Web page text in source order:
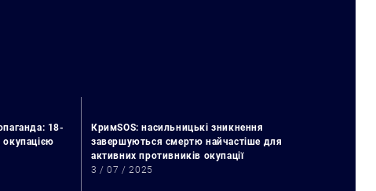
18-
окупацією
КримSOS: насильницькі зникнення
завершуються смертю найчастіше для
активних противників окупації
3 / 07 / 2025